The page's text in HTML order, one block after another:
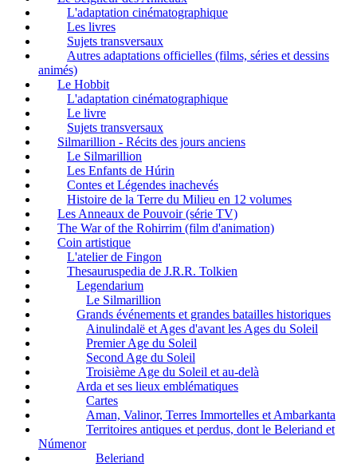
L'adaptation cinématographique
Les livres
Sujets transversaux
Autres adaptations officielles (films, séries et dessins
animés)
Le Hobbit
L'adaptation cinématographique
Le livre
Sujets transversaux
Silmarillion - Récits des jours anciens
Le Silmarillion
Les Enfants de Húrin
Contes et Légendes inachevés
Histoire de la Terre du Milieu en 12 volumes
Les Anneaux de Pouvoir (série TV)
The War of the Rohirrim (film d'animation)
Coin artistique
L'atelier de Fingon
Thesauruspedia de J.R.R. Tolkien
Legendarium
Le Silmarillion
Grands événements et grandes batailles historiques
Ainulindalë et Ages d'avant les Ages du Soleil
Premier Age du Soleil
Second Age du Soleil
Troisième Age du Soleil et au-delà
Arda et ses lieux emblématiques
Cartes
Aman, Valinor, Terres Immortelles et Ambarkanta
Territoires antiques et perdus, dont le Beleriand et
Númenor
Beleriand